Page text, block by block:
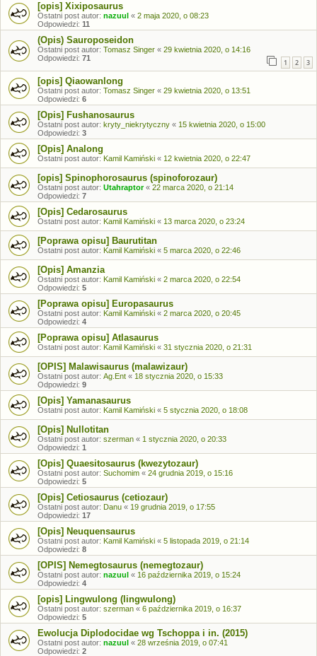
[opis] Xixiposaurus
Ostatni post autor: nazuul « 2 maja 2020, o 08:23
Odpowiedzi: 11
(Opis) Sauroposeidon
Ostatni post autor: Tomasz Singer « 29 kwietnia 2020, o 14:16
Odpowiedzi: 71 1 2 3
[opis] Qiaowanlong
Ostatni post autor: Tomasz Singer « 29 kwietnia 2020, o 13:51
Odpowiedzi: 6
[Opis] Fushanosaurus
Ostatni post autor: kryty_niekrytyczny « 15 kwietnia 2020, o 15:00
Odpowiedzi: 3
[Opis] Analong
Ostatni post autor: Kamil Kamiński « 12 kwietnia 2020, o 22:47
[opis] Spinophorosaurus (spinoforozaur)
Ostatni post autor: Utahraptor« 22 marca 2020, o 21:14
Odpowiedzi: 7
[Opis] Cedarosaurus
Ostatni post autor: Kamil Kamiński « 13 marca 2020, o 23:24
[Poprawa opisu] Baurutitan
Ostatni post autor: Kamil Kamiński « 5 marca 2020, o 22:46
[Opis] Amanzia
Ostatni post autor: Kamil Kamiński « 2 marca 2020, o 22:54
Odpowiedzi: 5
[Poprawa opisu] Europasaurus
Ostatni post autor: Kamil Kamiński « 2 marca 2020, o 20:45
Odpowiedzi: 4
[Poprawa opisu] Atlasaurus
Ostatni post autor: Kamil Kamiński « 31 stycznia 2020, o 21:31
[OPIS] Malawisaurus (malawizaur)
Ostatni post autor: Ag.Ent « 18 stycznia 2020, o 15:33
Odpowiedzi: 9
[Opis] Yamanasaurus
Ostatni post autor: Kamil Kamiński « 5 stycznia 2020, o 18:08
[Opis] Nullotitan
Ostatni post autor: szerman « 1 stycznia 2020, o 20:33
Odpowiedzi: 1
[Opis] Quaesitosaurus (kwezytozaur)
Ostatni post autor: Suchomim « 24 grudnia 2019, o 15:16
Odpowiedzi: 5
[Opis] Cetiosaurus (cetiozaur)
Ostatni post autor: Danu « 19 grudnia 2019, o 17:55
Odpowiedzi: 17
[Opis] Neuquensaurus
Ostatni post autor: Kamil Kamiński « 5 listopada 2019, o 21:14
Odpowiedzi: 8
[OPIS] Nemegtosaurus (nemegtozaur)
Ostatni post autor: nazuul « 16 października 2019, o 15:24
Odpowiedzi: 4
[opis] Lingwulong (lingwulong)
Ostatni post autor: szerman « 6 października 2019, o 16:37
Odpowiedzi: 5
Ewolucja Diplodocidae wg Tschoppa i in. (2015)
Ostatni post autor: nazuul « 28 września 2019, o 07:41
Odpowiedzi: 2